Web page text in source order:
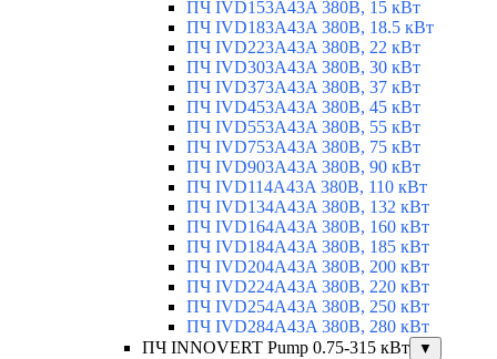
ПЧ IVD153A43A 380В, 15 кВт
ПЧ IVD183A43A 380В, 18.5 кВт
ПЧ IVD223A43A 380В, 22 кВт
ПЧ IVD303A43A 380В, 30 кВт
ПЧ IVD373A43A 380В, 37 кВт
ПЧ IVD453A43A 380В, 45 кВт
ПЧ IVD553A43A 380В, 55 кВт
ПЧ IVD753A43A 380В, 75 кВт
ПЧ IVD903A43A 380В, 90 кВт
ПЧ IVD114A43A 380В, 110 кВт
ПЧ IVD134A43A 380В, 132 кВт
ПЧ IVD164A43A 380В, 160 кВт
ПЧ IVD184A43A 380В, 185 кВт
ПЧ IVD204A43A 380В, 200 кВт
ПЧ IVD224A43A 380В, 220 кВт
ПЧ IVD254A43A 380В, 250 кВт
ПЧ IVD284A43A 380В, 280 кВт
ПЧ INNOVERT Pump 0.75-315 кВт
▼